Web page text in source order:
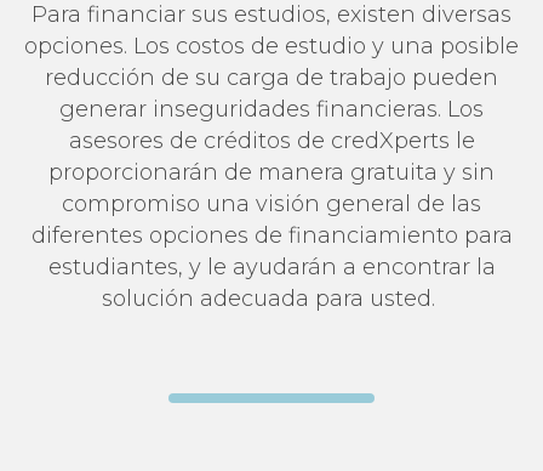
Para financiar sus estudios, existen diversas
opciones. Los costos de estudio y una posible
reducción de su carga de trabajo pueden
generar inseguridades financieras. Los
asesores de créditos de credXperts le
proporcionarán de manera gratuita y sin
compromiso una visión general de las
diferentes opciones de financiamiento para
estudiantes, y le ayudarán a encontrar la
solución adecuada para usted.